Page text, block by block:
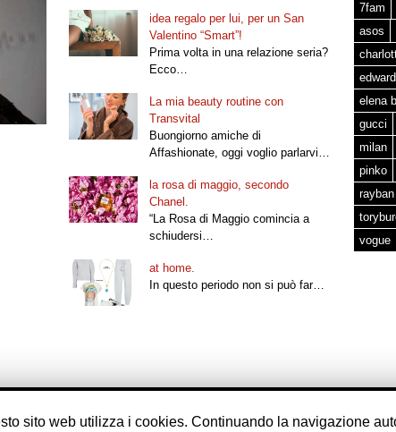
idea regalo per lui, per un San
Valentino “Smart”!
Prima volta in una relazione seria?
Ecco…
La mia beauty routine con
Transvital
Buongiorno amiche di
Affashionate, oggi voglio parlarvi…
la rosa di maggio, secondo
Chanel.
“La Rosa di Maggio comincia a
schiudersi…
at home.
In questo periodo non si può far…
7fam
asos
elena
gucci
milan
pinko
rayban
vogue
sito web utilizza i cookies. Continuando la navigazione